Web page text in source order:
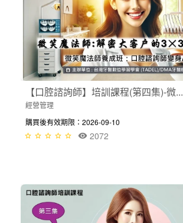
【口腔諮詢師】培訓課程(第四集)-微...
經營管理
購買後有效期限：2026-09-10
2072